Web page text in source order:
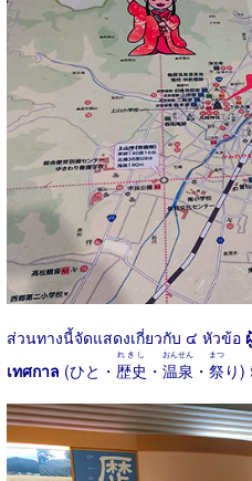
ส่วนทางนี้จัดแสดงเกี่ยวกับ ๔ หัวข้อ
เทศกาล (ひと・ 歴史
れきし
・ 温泉
おんせん
・ 祭
まつ
り